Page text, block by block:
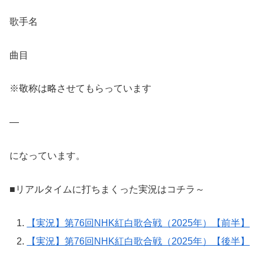
歌手名
曲目
※敬称は略させてもらっています
—
になっています。
■リアルタイムに打ちまくった実況はコチラ～
【実況】第76回NHK紅白歌合戦（2025年）【前半】
【実況】第76回NHK紅白歌合戦（2025年）【後半】